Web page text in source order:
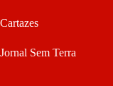
Cartazes
Jornal Sem Terra